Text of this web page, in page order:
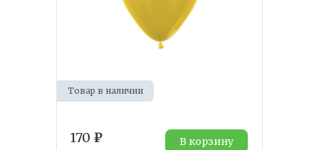
Товар в наличии
170 ₽ В корзину